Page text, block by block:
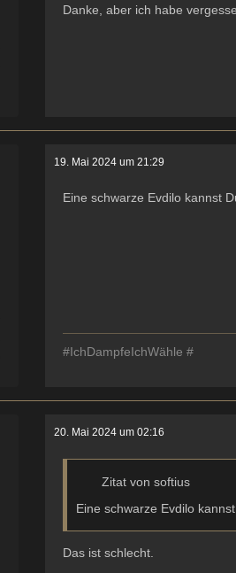
Danke, aber ich habe
19. Mai 2024 um 21:29
Eine schwarze Evdilo kannst
#IchDampfeIchWähle #
20. Mai 2024 um 02:16
Zitat von softius
Eine schwarze Evdilo
Das ist schlecht.